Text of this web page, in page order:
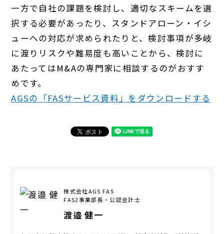
一方で自社の課題を検討し、適切なスキームを選
択する必要があったり、スタンドアローン・イシ
ューへの対応が求められたりと、検討事項が多岐
に渡りリスクや難易度も高いことから、検討に
あたってはM&Aの専門家に相談するのがおすす
めです。
AGSの「FASサービス資料」をダウンロードする
株式会社AGS FAS
FAS2事業部長・公認会計士
渡邉 健一